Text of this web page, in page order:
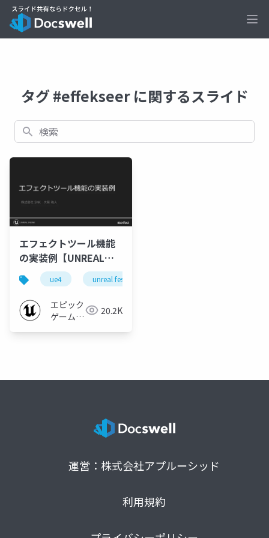
タグ #effekseer に関するスライド
検索
エフェクトツール機能
の実装例【UNREAL
FEST EAST 2019】
ue4 unreal fest
エピック
ゲームズ
20.2K
運営：株式会社アプルーシッド
利用規約